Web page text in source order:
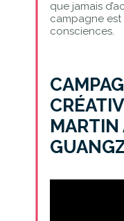
que jamais
campagne
consciences.
MARTIN